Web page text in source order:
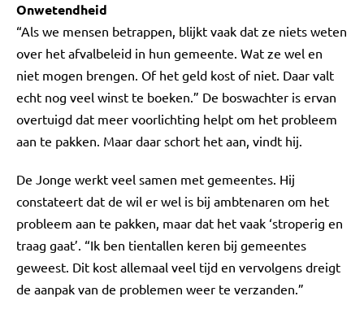
Onwetendheid
“Als we mensen betrappen, blijkt vaak dat ze niets weten
over het afvalbeleid in hun gemeente. Wat ze wel en
niet mogen brengen. Of het geld kost of niet. Daar valt
echt nog veel winst te boeken.” De boswachter is ervan
overtuigd dat meer voorlichting helpt om het probleem
aan te pakken. Maar daar schort het aan, vindt hij.
De Jonge werkt veel samen met gemeentes. Hij
constateert dat de wil er wel is bij ambtenaren om het
probleem aan te pakken, maar dat het vaak ‘stroperig en
traag gaat’. “Ik ben tientallen keren bij gemeentes
geweest. Dit kost allemaal veel tijd en vervolgens dreigt
de aanpak van de problemen weer te verzanden.”